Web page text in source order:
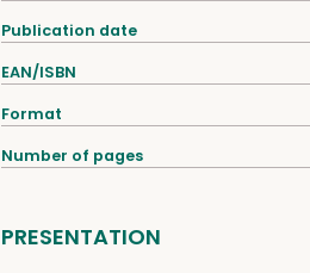
Publication date
EAN/ISBN
Format
Number of pages
PRESENTATION